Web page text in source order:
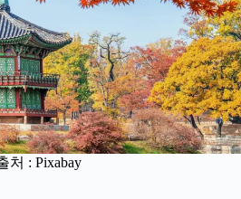
처 : Pixabay